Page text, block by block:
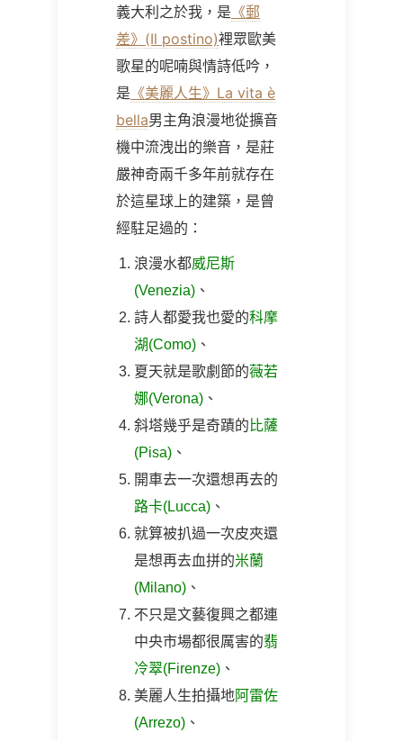
義大利之於我，是 《郵
差》(Il postino)裡眾歐美
歌星的呢喃與情詩低吟，
是 《美麗人生》La vita è
bella男主角浪漫地從擴音
機中流洩出的樂音，是莊
嚴神奇兩千多年前就存在
於這星球上的建築，是曾
經駐足過的：
浪漫水都威尼斯
(Venezia) 、
詩人都愛我也愛的科摩
湖(Como) 、
夏天就是歌劇節的薇若
娜(Verona) 、
斜塔幾乎是奇蹟的 比薩
(Pisa) 、
開車去一次還想再去的
路卡(Lucca) 、
就算被扒過一次皮夾還
是想再去血拼的米蘭
(Milano) 、
不只是文藝復興之都連
中央市場都很厲害的翡
冷翠(Firenze) 、
美麗人生拍攝地阿雷佐
(Arrezo) 、